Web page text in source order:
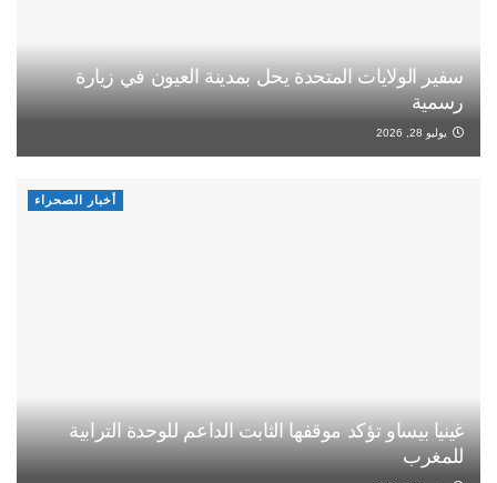
سفير الولايات المتحدة يحل بمدينة العيون في زيارة
رسمية
يوليو 28, 2026
أخبار الصحراء
غينيا بيساو تؤكد موقفها الثابت الداعم للوحدة الترابية
للمغرب